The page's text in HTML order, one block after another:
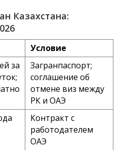
Казахстана:
Условие
за
Загранпаспорт;
соглашение об
отмене виз между
РК и ОАЭ
Контракт с
работодателем
ОАЭ